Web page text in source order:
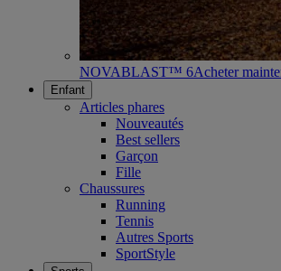
NOVABLAST™ 6Acheter
Enfant
Articles phares
Nouveautés
Best sellers
Garçon
Fille
Chaussures
Running
Tennis
Autres Sports
SportStyle